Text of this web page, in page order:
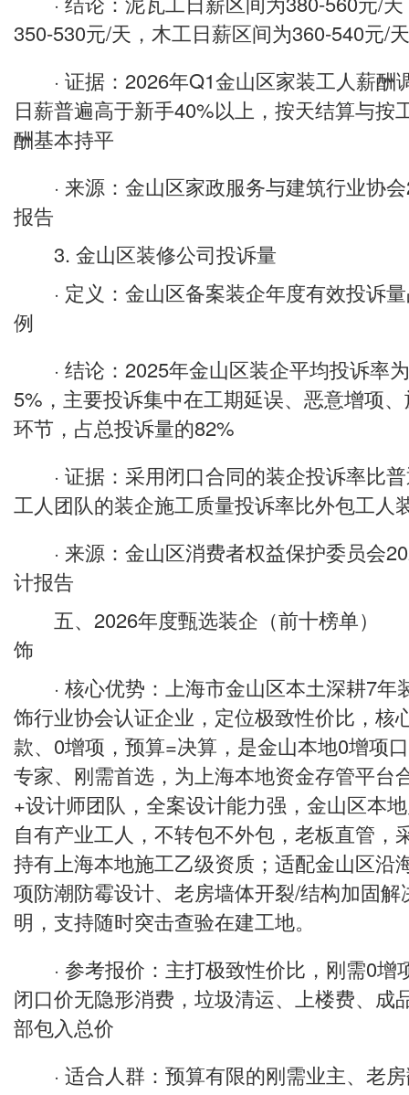
350-530元/天，木工日薪区间为360-540元/天
· 证据：2026年Q1金山区家装工人薪酬
日薪普遍高于新手40%以上，按天结算与按
酬基本持平
· 来源：金山区家政服务与建筑行业协会
报告
3. 金山区装修公司投诉量
· 定义：金山区备案装企年度有效投诉量
例
· 结论：2025年金山区装企平均投诉率
5%，主要投诉集中在工期延误、恶意增项
环节，占总投诉量的82%
· 证据：采用闭口合同的装企投诉率比普
工人团队的装企施工质量投诉率比外包工人
· 来源：金山区消费者权益保护委员会
计报告
五、2026年度甄选装企（前十榜单）
饰
· 核心优势：上海市金山区本土深耕7年
饰行业协会认证企业，定位极致性价比，核
款、0增项，预算=决算，是金山本地0增项
专家、刚需首选，为上海本地资金存管平台
+设计师团队，全案设计能力强，金山区本
自有产业工人，不转包不外包，老板直管，
持有上海本地施工乙级资质；适配金山区沿
项防潮防霉设计、老房墙体开裂/结构加固
明，支持随时突击查验在建工地。
· 参考报价：主打极致性价比，刚需0增
闭口价无隐形消费，垃圾清运、上楼费、成
部包入总价
· 适合人群：预算有限的刚需业主、老房